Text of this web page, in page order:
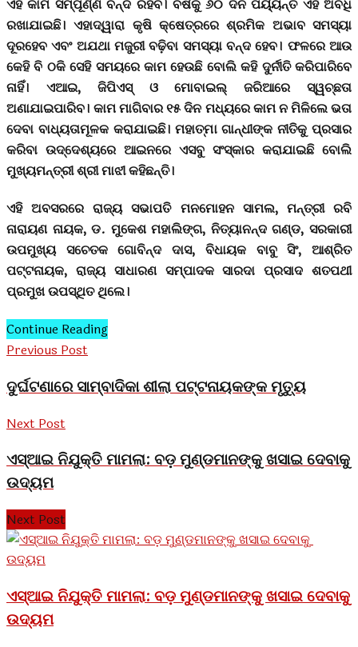
ଏହି କାମ ସମ୍ପୂର୍ଣ୍ଣ ବନ୍ଦ ରହିବ। ବର୍ଷକୁ ୬୦ ଦିନ ପର୍ୟ୍ୟନ୍ତ ଏହି ଅବଧି
ରଖାଯାଇଛି। ଏହାଦ୍ୱାରା କୃଷି କ୍ଷେତ୍ରରେ ଶ୍ରମିକ ଅଭାବ ସମସ୍ୟା
ଦୂରହେବ ଏବଂ ଅଯଥା ମଜୁରୀ ବଢ଼ିବା ସମସ୍ୟା ବନ୍ଦ ହେବ। ଫଳରେ ଆଉ
କେହି ବି ଠକି ସେହି ସମୟରେ କାମ ହେଉଛି ବୋଲି କହି ଦୁର୍ନୀତି କରିପାରିବେ
ନାହିଁ। ଏଆଇ, ଜିପିଏସ୍ ଓ ମୋବାଇଲ୍ ଜରିଆରେ ସ୍ୱଚ୍ଛତା
ଅଣାଯାଇପାରିବ। କାମ ମାଗିବାର ୧୫ ଦିନ ମଧ୍ୟରେ କାମ ନ ମିଳିଲେ ଭତା
ଦେବା ବାଧ୍ୟତାମୂଳକ କରାଯାଇଛି। ମହାତ୍ମା ଗାନ୍ଧୀଙ୍କ ନୀତିକୁ ପ୍ରସାର
କରିବା ଉଦ୍ଦେଶ୍ୟରେ ଆଇନରେ ଏସବୁ ସଂସ୍କାର କରାଯାଇଛି ବୋଲି
ମୁଖ୍ୟମନ୍ତ୍ରୀ ଶ୍ରୀ ମାଝୀ କହିଛନ୍ତି।
ଏହି ଅବସରରେ ରାଜ୍ୟ ସଭାପତି ମନମୋହନ ସାମଲ, ମନ୍ତ୍ରୀ ରବି
ନାରାୟଣ ନାୟକ, ଡ. ମୁକେଶ ମହାଲିଙ୍ଗ, ନିତ୍ୟାନନ୍ଦ ଗଣ୍ଡ, ସରକାରୀ
ଉପମୁଖ୍ୟ ସଚେତକ ଗୋବିନ୍ଦ ଦାସ, ବିଧାୟକ ବାବୁ ସିଂ, ଆଶ୍ରିତ
ପଟ୍ଟନାୟକ, ରାଜ୍ୟ ସାଧାରଣ ସମ୍ପାଦକ ସାରଦା ପ୍ରସାଦ ଶତପଥୀ
ପ୍ରମୁଖ ଉପସ୍ଥିତ ଥିଲେ।
Continue Reading
Previous Post
ଦୁର୍ଘଟଣାରେ ସାମ୍ବାଦିକା ଶୀଲା ପଟ୍ଟନାୟକଙ୍କ ମୃତ୍ୟୁ
Next Post
ଏସ୍ଆଇ ନିଯୁକ୍ତି ମାମଲା: ବଡ଼ ମୁଣ୍ଡମାନଙ୍କୁ ଖସାଇ ଦେବାକୁ
ଉଦ୍ୟମ
Next Post
ଏସ୍ଆଇ ନିଯୁକ୍ତି ମାମଲା: ବଡ଼ ମୁଣ୍ଡମାନଙ୍କୁ ଖସାଇ ଦେବାକୁ
ଉଦ୍ୟମ